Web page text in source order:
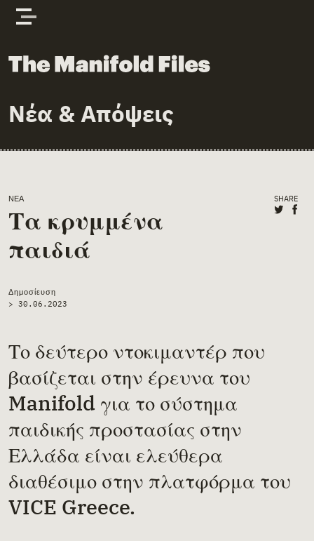
Skip to content
The Manifold Files
Νέα & Απόψεις
Main Page Content
Δημοσίευση
> 30.06.2023
SHARE
Share
ΝΈΑ
Τα κρυμμένα
παιδιά
Το δεύτερο ντοκιμαντέρ που
βασίζεται στην έρευνα του
Manifold για το σύστημα
παιδικής προστασίας στην
Ελλάδα είναι ελεύθερα
διαθέσιμο στην πλατφόρμα του
VICE Greece.